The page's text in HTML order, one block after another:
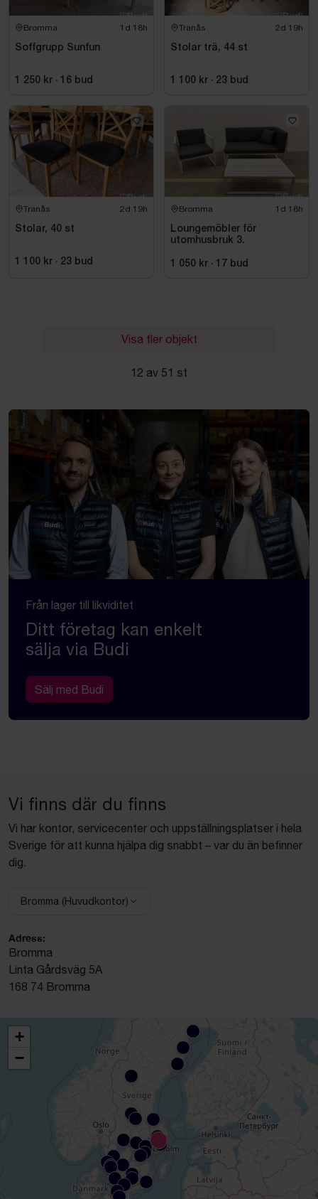
Bromma 1d 18h
Soffgrupp Sunfun
1 250 kr · 16 bud
Tranås 2d 19h
Stolar trä, 44 st
1 100 kr · 23 bud
Tranås 2d 19h
Stolar, 40 st
1 100 kr · 23 bud
Bromma 1d 18h
Loungemöbler för
utomhusbruk 3.
1 050 kr · 17 bud
Visa fler objekt
12 av 51 st
Från lager till likviditet
Ditt företag kan enkelt
sälja via Budi
Sälj med Budi
Vi finns där du finns
Vi har kontor, servicecenter och uppställningsplatser i hela
Sverige för att kunna hjälpa dig snabbt – var du än befinner
dig.
Välj anläggning:
Bromma (Huvudkontor)
Adress:
Bromma
Linta Gårdsväg 5A
168 74 Bromma
+
−